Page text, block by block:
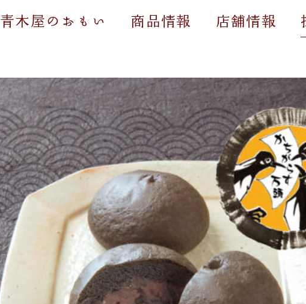
青木屋のおもい 商品情報 店舗情報